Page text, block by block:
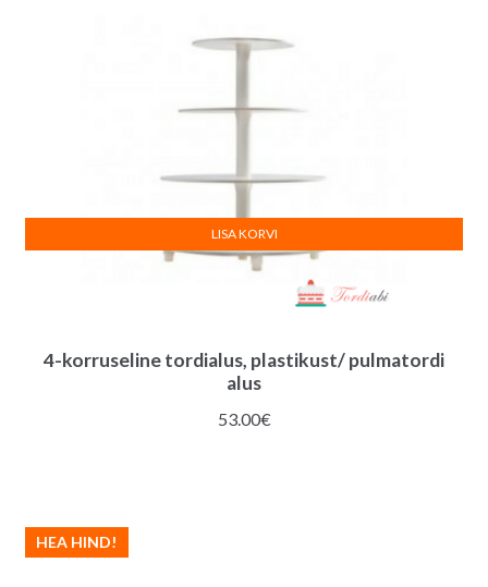
4-korruseline tordialus, plastikust/ pulmatordi
alus
53.00€
LISA KORVI
HEA HIND!